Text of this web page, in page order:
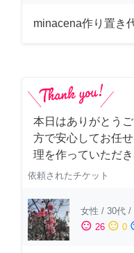
minacena作り置き
本日はありがとう
方で安心してお任
理を作っていただき
依頼されたチケット
女性 / 30代 /
sentiment_satisfied 26 sentiment_neutral 0